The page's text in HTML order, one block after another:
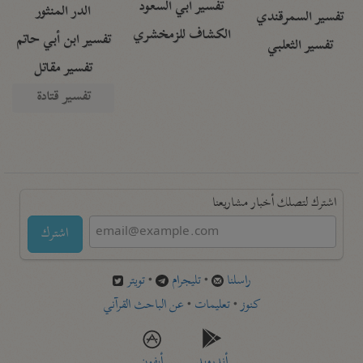
تفسير السمرقندي
تفسير الثعلبي
تفسير أبي السعود
الكشاف للزمخشري
الدر المنثور
تفسير ابن أبي حاتم
تفسير مقاتل
تفسير قتادة
اشترك لتصلك أخبار مشاريعنا
اشترك
راسلنا •تليجرام •تويتر
كنوز•تعليمات •عن الباحث القرآني